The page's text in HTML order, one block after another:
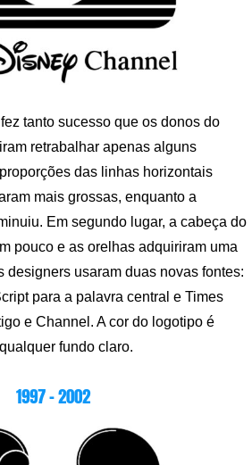
tanto sucesso que os donos do
retrabalhar apenas alguns
das linhas horizontais
mais grossas, enquanto a
Em segundo lugar, a cabeça do
pouco e as orelhas adquiriram uma
designers usaram duas novas fontes:
para a palavra central e Times
e Channel. A cor do logotipo é
fundo claro.
1997 – 2002